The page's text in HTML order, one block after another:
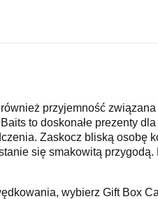
przyjemność
to doskonałe prezenty
Zaskocz bliską osobę
się smakowitą
wybierz Gift Box